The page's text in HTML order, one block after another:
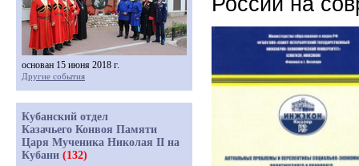
основан 15 июня 2018 г.
Другие события
Кубанский отдел
Казачьего Конвоя Памяти
Царя Мученика Николая II на
Кубани (132)